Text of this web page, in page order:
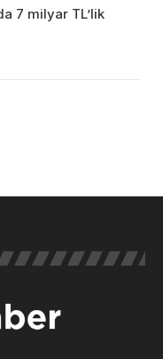
7 milyar TL’lik